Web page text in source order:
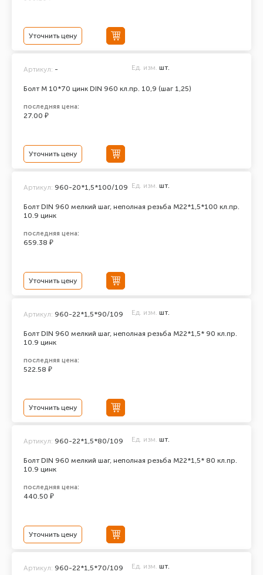
Уточнить цену
Болт М 10*70 цинк DIN 960 кл.пр. 10,9 (шаг 1,25)
Артикул: - Ед. изм. шт.
последняя цена:
27.00 ₽
Уточнить цену
Болт DIN 960 мелкий шаг, неполная резьба M22*1,5*100 кл.пр.
10.9 цинк
Артикул: 960-20*1,5*100/109 Ед. изм. шт.
последняя цена:
659.38 ₽
Уточнить цену
Болт DIN 960 мелкий шаг, неполная резьба M22*1,5* 90 кл.пр.
10.9 цинк
Артикул: 960-22*1,5*90/109 Ед. изм. шт.
последняя цена:
522.58 ₽
Уточнить цену
Болт DIN 960 мелкий шаг, неполная резьба M22*1,5* 80 кл.пр.
10.9 цинк
Артикул: 960-22*1,5*80/109 Ед. изм. шт.
последняя цена:
440.50 ₽
Уточнить цену
Артикул: 960-22*1,5*70/109 Ед. изм. шт.